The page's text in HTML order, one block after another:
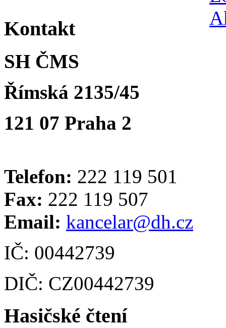
Kontakt
SH ČMS
Římská 2135/45
121 07 Praha 2
Telefon: 222 119 501
Fax: 222 119 507
Email: kancelar@dh.cz
IČ: 00442739
DIČ: CZ00442739
Hasičské čtení